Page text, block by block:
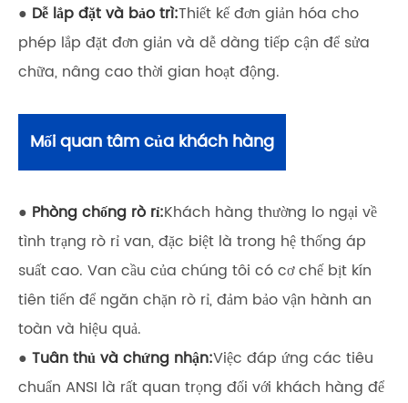
● Dễ lắp đặt và bảo trì:Thiết kế đơn giản hóa cho
phép lắp đặt đơn giản và dễ dàng tiếp cận để sửa
chữa, nâng cao thời gian hoạt động.
Mối quan tâm của khách hàng
● Phòng chống rò rỉ:Khách hàng thường lo ngại về
tình trạng rò rỉ van, đặc biệt là trong hệ thống áp
suất cao. Van cầu của chúng tôi có cơ chế bịt kín
tiên tiến để ngăn chặn rò rỉ, đảm bảo vận hành an
toàn và hiệu quả.
● Tuân thủ và chứng nhận:Việc đáp ứng các tiêu
chuẩn ANSI là rất quan trọng đối với khách hàng để